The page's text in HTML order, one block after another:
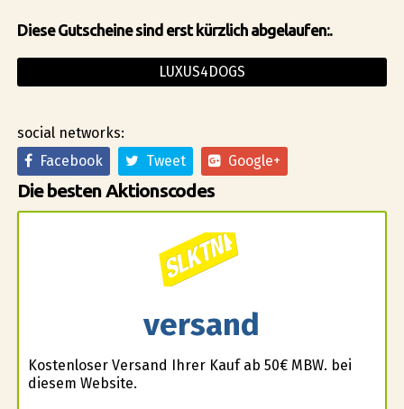
Diese Gutscheine sind erst kürzlich abgelaufen:.
LUXUS4DOGS
social networks:
Facebook
Tweet Google+
Die besten Aktionscodes
versand
Kostenloser Versand Ihrer Kauf ab 50€ MBW. bei
diesem Website.